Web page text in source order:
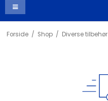
Forside / Shop / Diverse tilbehør